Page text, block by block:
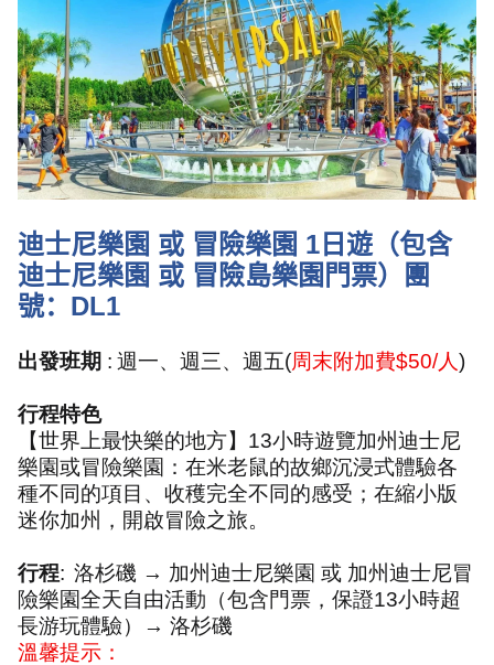
迪士尼樂園 或 冒險樂園 1 日遊（包含
迪士尼樂園 或 冒險島樂園門票）團
號： DL1
出發班期 : 週一、週三、週五(周末附加費$50/人)
行程特色
【世界上最快樂的地方】 13小時遊覽加州迪士尼
樂園或冒險樂園：在米老鼠的故鄉沉浸式體驗各
種不同的項目、收穫完全不同的感受；在縮小版
迷你加州，開啟冒險之旅。
行程: 洛杉磯 → 加州迪士尼樂園 或 加州迪士尼冒
險樂園全天自由活動（包含門票，保證13小時超
長游玩體驗）→ 洛杉磯
溫馨提示：